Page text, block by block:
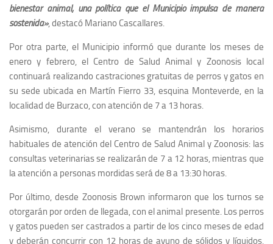
bienestar animal, una política que el Municipio impulsa de manera
sostenida», destacó Mariano Cascallares.
Por otra parte, el Municipio informó que durante los meses de
enero y febrero, el Centro de Salud Animal y Zoonosis local
continuará realizando castraciones gratuitas de perros y gatos en
su sede ubicada en Martín Fierro 33, esquina Monteverde, en la
localidad de Burzaco, con atención de 7 a 13 horas.
Asimismo, durante el verano se mantendrán los horarios
habituales de atención del Centro de Salud Animal y Zoonosis: las
consultas veterinarias se realizarán de 7 a 12 horas, mientras que
la atención a personas mordidas será de 8 a 13:30 horas.
Por último, desde Zoonosis Brown informaron que los turnos se
otorgarán por orden de llegada, con el animal presente. Los perros
y gatos pueden ser castrados a partir de los cinco meses de edad
y deberán concurrir con 12 horas de ayuno de sólidos y líquidos.